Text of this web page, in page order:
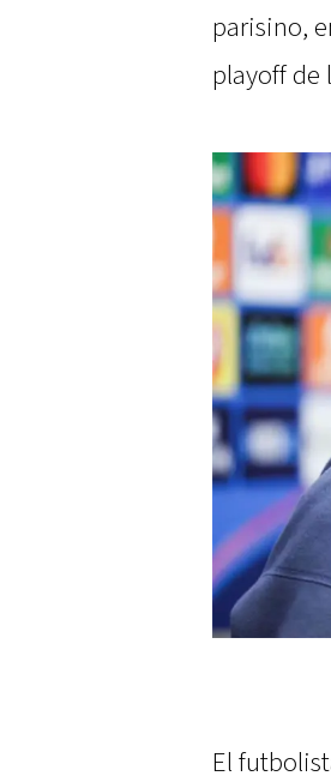
parisino,
playoff de
El